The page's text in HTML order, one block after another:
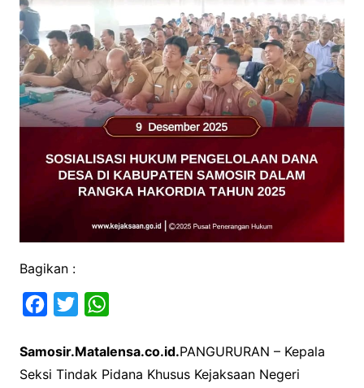
Bagikan :
c
e
i
t
a
t
Samosir.Matalensa.co.id.PANGURURAN – Kepala
Seksi Tindak Pidana Khusus Kejaksaan Negeri